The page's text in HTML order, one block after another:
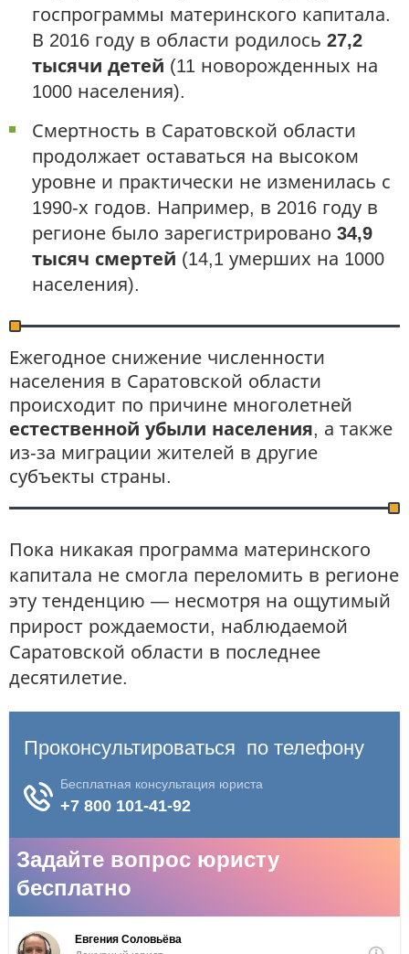
госпрограммы материнского капитала.
В 2016 году в области родилось 27,2
тысячи детей (11 новорожденных на
1000 населения).
Смертность в Саратовской области
продолжает оставаться на высоком
уровне и практически не изменилась с
1990-х годов. Например, в 2016 году в
регионе было зарегистрировано 34,9
тысяч смертей (14,1 умерших на 1000
населения).
Ежегодное снижение численности
населения в Саратовской области
происходит по причине многолетней
естественной убыли населения, а также
из-за миграции жителей в другие
субъекты страны.
Пока никакая программа материнского
капитала не смогла переломить в регионе
эту тенденцию — несмотря на ощутимый
прирост рождаемости, наблюдаемой
Саратовской области в последнее
десятилетие.